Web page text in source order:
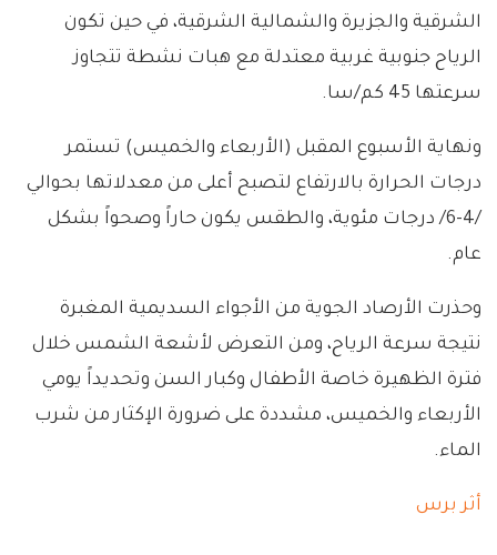
الشرقية والجزيرة والشمالية الشرقية، في حين تكون
الرياح جنوبية غربية معتدلة مع هبات نشطة تتجاوز
سرعتها 45 كم/سا.
ونهاية الأسبوع المقبل (الأربعاء والخميس) تستمر
درجات الحرارة بالارتفاع لتصبح أعلى من معدلاتها بحوالي
/4-6/ درجات مئوية، والطقس يكون حاراً وصحواً بشكل
عام.
وحذرت الأرصاد الجوية من الأجواء السديمية المغبرة
نتيجة سرعة الرياح، ومن التعرض لأشعة الشمس خلال
فترة الظهيرة خاصة الأطفال وكبار السن وتحديداً يومي
الأربعاء والخميس، مشددة على ضرورة الإكثار من شرب
الماء.
أثر برس